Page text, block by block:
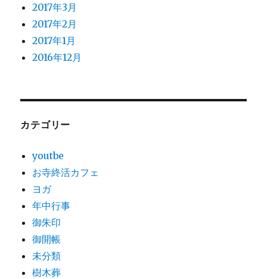
2017年3月
2017年2月
2017年1月
2016年12月
カテゴリー
youtbe
お寺終活カフェ
ヨガ
年中行事
御朱印
御開帳
未分類
樹木葬